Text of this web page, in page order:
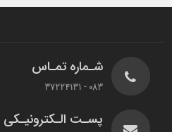
شـماره تمـاس
083 - 37224131
پسـت الـکترونیـکی